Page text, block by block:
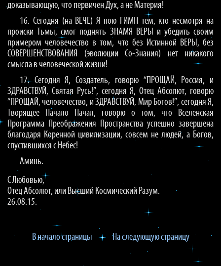
доказывающую, что первичен Дух, а не Материя!
16. Сегодня (на ВЕЧЕ) Я пою ГИМН тем, кто несмотря на
происки Тьмы, смог поднять ЗНАМЯ ВЕРЫ и убедить своим
примером человечество в том, что без Истинной ВЕРЫ, без
СОВЕРШЕНСТВОВАНИЯ (эволюции Со-Знания) нет никакого
смысла в человеческой жизни!
17. Сегодня Я, Создатель, говорю “ПРОЩАЙ, Россия, и
ЗДРАВСТВУЙ, Святая Русь!”, сегодня Я, Отец Абсолют, говорю
“ПРОЩАЙ, человечество, и ЗДРАВСТВУЙ, Мир Богов!”, сегодня Я,
Творящее Начало Начал, говорю о том, что Вселенская
Программа Преображения Пространства успешно завершена
благодаря Коренной цивилизации, совсем не людей, а Богов,
спустившихся с Небес!
Аминь.
С Любовью,
Отец Абсолют, или Высший Космический Разум.
26.08.15.
В начало страницы На следующую страницу